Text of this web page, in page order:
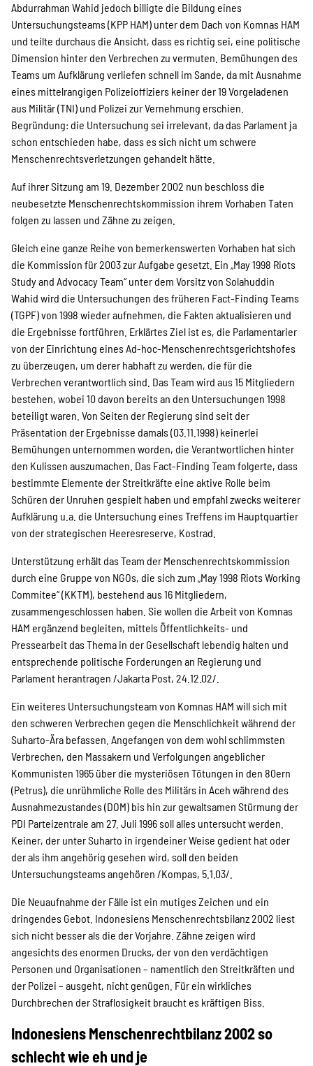
Kontakt
english
Indonesian
Suche
Abdurrahman Wahid jedoch billigte die Bildung eines
Untersuchungsteams (KPP HAM) unter dem Dach von Komnas HAM
und teilte durchaus die Ansicht, dass es richtig sei, eine politische
Dimension hinter den Verbrechen zu vermuten. Bemühungen des
Teams um Aufklärung verliefen schnell im Sande, da mit Ausnahme
eines mittelrangigen Polizeioffiziers keiner der 19 Vorgeladenen
aus Militär (TNI) und Polizei zur Vernehmung erschien.
Begründung: die Untersuchung sei irrelevant, da das Parlament ja
schon entschieden habe, dass es sich nicht um schwere
Menschenrechtsverletzungen gehandelt hätte.
Auf ihrer Sitzung am 19. Dezember 2002 nun beschloss die
neubesetzte Menschenrechtskommission ihrem Vorhaben Taten
folgen zu lassen und Zähne zu zeigen.
Gleich eine ganze Reihe von bemerkenswerten Vorhaben hat sich
die Kommission für 2003 zur Aufgabe gesetzt. Ein „May 1998 Riots
Study and Advocacy Team“ unter dem Vorsitz von Solahuddin
Wahid wird die Untersuchungen des früheren Fact-Finding Teams
(TGPF) von 1998 wieder aufnehmen, die Fakten aktualisieren und
die Ergebnisse fortführen. Erklärtes Ziel ist es, die Parlamentarier
von der Einrichtung eines Ad-hoc-Menschenrechtsgerichtshofes
zu überzeugen, um derer habhaft zu werden, die für die
Verbrechen verantwortlich sind. Das Team wird aus 15 Mitgliedern
bestehen, wobei 10 davon bereits an den Untersuchungen 1998
beteiligt waren. Von Seiten der Regierung sind seit der
Präsentation der Ergebnisse damals (03.11.1998) keinerlei
Bemühungen unternommen worden, die Verantwortlichen hinter
den Kulissen auszumachen. Das Fact-Finding Team folgerte, dass
bestimmte Elemente der Streitkräfte eine aktive Rolle beim
Schüren der Unruhen gespielt haben und empfahl zwecks weiterer
Aufklärung u.a. die Untersuchung eines Treffens im Hauptquartier
von der strategischen Heeresreserve, Kostrad.
Unterstützung erhält das Team der Menschenrechtskommission
durch eine Gruppe von NGOs, die sich zum „May 1998 Riots Working
Commitee“ (KKTM), bestehend aus 16 Mitgliedern,
zusammengeschlossen haben. Sie wollen die Arbeit von Komnas
HAM ergänzend begleiten, mittels Öffentlichkeits- und
Pressearbeit das Thema in der Gesellschaft lebendig halten und
entsprechende politische Forderungen an Regierung und
Parlament herantragen /Jakarta Post, 24.12.02/.
Ein weiteres Untersuchungsteam von Komnas HAM will sich mit
den schweren Verbrechen gegen die Menschlichkeit während der
Suharto-Ära befassen. Angefangen von dem wohl schlimmsten
Verbrechen, den Massakern und Verfolgungen angeblicher
Kommunisten 1965 über die mysteriösen Tötungen in den 80ern
(Petrus), die unrühmliche Rolle des Militärs in Aceh während des
Ausnahmezustandes (DOM) bis hin zur gewaltsamen Stürmung der
PDI Parteizentrale am 27. Juli 1996 soll alles untersucht werden.
Keiner, der unter Suharto in irgendeiner Weise gedient hat oder
der als ihm angehörig gesehen wird, soll den beiden
Untersuchungsteams angehören /Kompas, 5.1.03/.
Die Neuaufnahme der Fälle ist ein mutiges Zeichen und ein
dringendes Gebot. Indonesiens Menschenrechtsbilanz 2002 liest
sich nicht besser als die der Vorjahre. Zähne zeigen wird
angesichts des enormen Drucks, der von den verdächtigen
Personen und Organisationen – namentlich den Streitkräften und
der Polizei – ausgeht, nicht genügen. Für ein wirkliches
Durchbrechen der Straflosigkeit braucht es kräftigen Biss.
Indonesiens Menschenrechtbilanz 2002 so
schlecht wie eh und je